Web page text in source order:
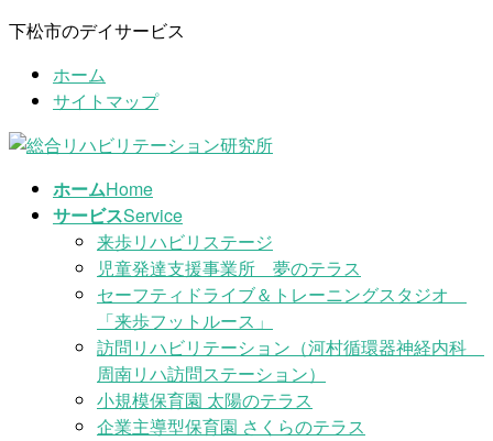
コ
ツ
ナ
シ
下松市のデイサービス
ホーム
サイトマップ
ホームHome
サービスService
来歩リハビリステージ
児童発達支援事業所 夢のテラス
セーフティドライブ＆トレーニングスタジオ
「来歩フットルース」
訪問リハビリテーション（河村循環器神経内科
周南リハ訪問ステーション）
小規模保育園 太陽のテラス
企業主導型保育園 さくらのテラス